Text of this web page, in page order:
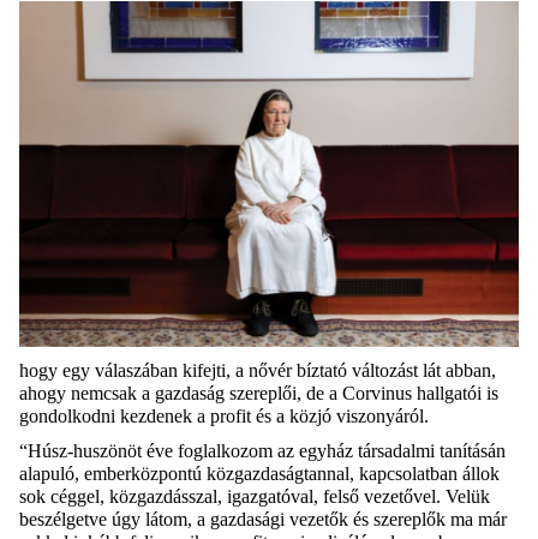
hogy egy válaszában kifejti, a nővér bíztató változást lát abban,
ahogy nemcsak a gazdaság szereplői, de a Corvinus hallgatói is
gondolkodni kezdenek a profit és a közjó viszonyáról.
“Húsz-huszönöt éve foglalkozom az egyház társadalmi tanításán
alapuló, emberközpontú közgazdaságtannal, kapcsolatban állok
sok céggel, közgazdásszal, igazgatóval, felső vezetővel. Velük
beszélgetve úgy látom, a gazdasági vezetők és szereplők ma már